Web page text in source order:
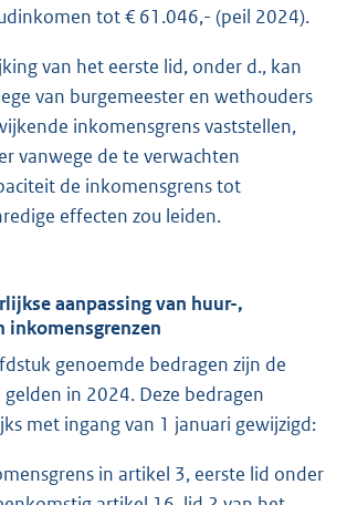
tot € 61.046,- (peil 2024).
van het eerste lid, onder d., kan
van burgemeester en wethouders
inkomensgrens vaststellen,
vanwege de te verwachten
de inkomensgrens tot
effecten zou leiden.
aanpassing van huur-,
inkomensgrenzen
genoemde bedragen zijn de
in 2024. Deze bedragen
met ingang van 1 januari gewijzigd:
in artikel 3, eerste lid onder